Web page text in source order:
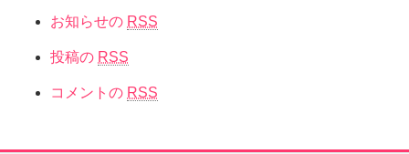
お知らせの RSS
投稿の RSS
コメントの RSS